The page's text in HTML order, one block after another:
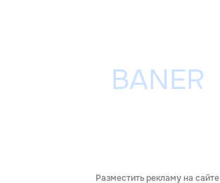
Разместить рекламу на сайте